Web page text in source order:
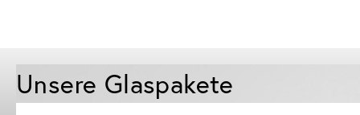
Unsere Glaspakete